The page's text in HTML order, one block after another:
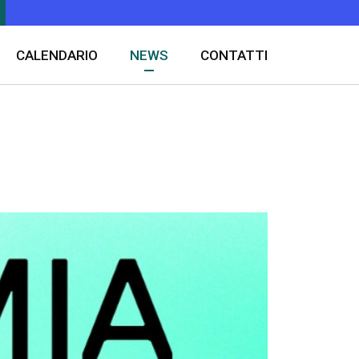
merce
CALENDARIO NEWS CONTATTI